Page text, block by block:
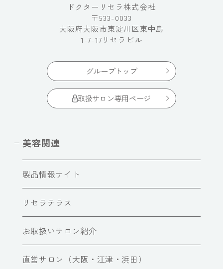
ドクターリセラ株式会社
〒533-0033
大阪府大阪市東淀川区東中島
1-7-17リセラビル
グループトップ
取扱サロン専用ページ
美容関連
製品情報サイト
リセラテラス
お取扱いサロン紹介
直営サロン（大阪・江津・浜田）